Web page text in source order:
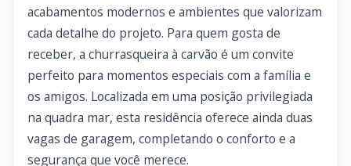
acabamentos modernos e ambientes que valorizam
cada detalhe do projeto. Para quem gosta de
receber, a churrasqueira à carvão é um convite
perfeito para momentos especiais com a família e
os amigos. Localizada em uma posição privilegiada
na quadra mar, esta residência oferece ainda duas
vagas de garagem, completando o conforto e a
segurança que você merece.